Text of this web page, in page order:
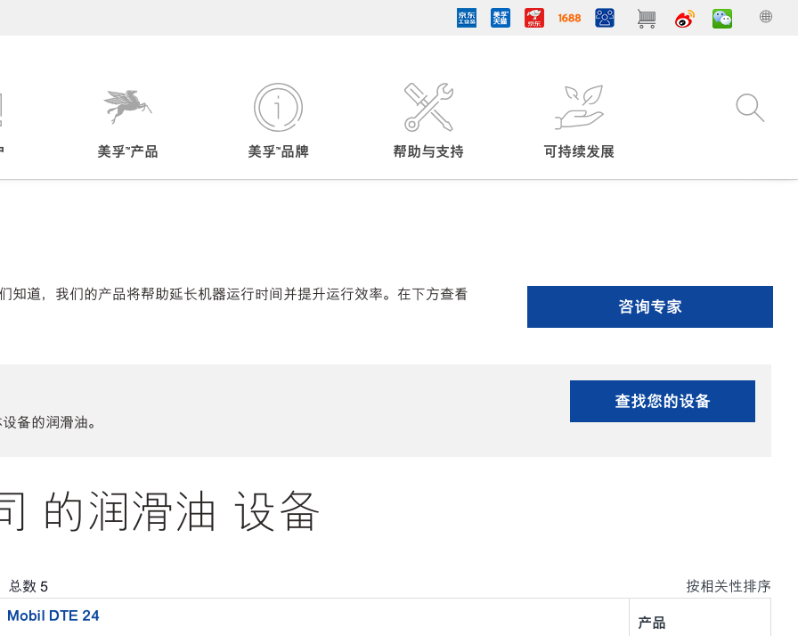
美孚™产品 美孚™品牌 帮助与支持 可持续发展
道，我们的产品将帮助延长机器运行时间并提升运行效率。在下方查看
咨询专家
备的润滑油。
查找您的设备
的润滑油 设备
总数 5 按相关性排序
Mobil DTE 24 产品